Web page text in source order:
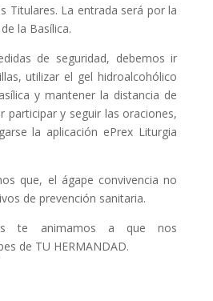
Titulares. La entrada será por la
la Basílica.
de seguridad, debemos ir
utilizar el gel hidroalcohólico
y mantener la distancia de
participar y seguir las oraciones,
la aplicación ePrex Liturgia
que, el ágape convivencia no
de prevención sanitaria.
te animamos a que nos
de TU HERMANDAD.